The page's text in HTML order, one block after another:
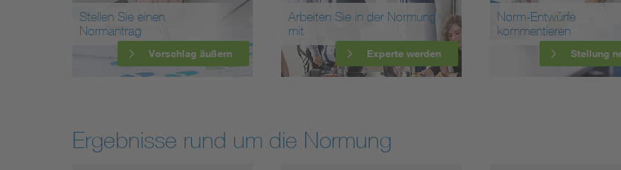
Stellen Sie einen
Normantrag
Vorschlag äußern
Arbeiten Sie in der Normung
mit
Experte werden
Norm-Entwürfe
kommentieren
Stellung
Ergebnisse rund um die Normung